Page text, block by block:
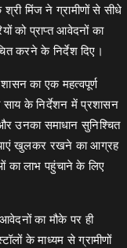
मिंज ने ग्रामीणों से सीधे
को प्राप्त आवेदनों का
करने के निर्देश दिए।
का एक महत्वपूर्ण
साय के निर्देशन में प्रशासन
उनका समाधान सुनिश्चित
खुलकर रखने का आग्रह
का लाभ पहुंचाने के लिए
का मौके पर ही
के माध्यम से ग्रामीणों